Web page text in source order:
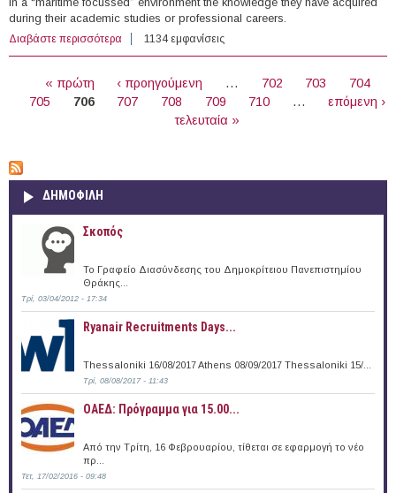
during their academic studies or professional careers.
Διαβάστε περισσότερα για European Maritime Safety Agency Τraineeships
1134 εμφανίσεις
« πρώτη ‹ προηγούμενη … 702 703
704
705
706 707 708 709 710 …
επόμενη ›
τελευταία »
ΔΗΜΟΦΙΛΗ
Σκοπός
Το Γραφείο Διασύνδεσης του Δημοκρίτειου Πανεπιστημίου
Θράκης...
Τρί, 03/04/2012 - 17:34
Ryanair Recruitments Days...
Thessaloniki 16/08/2017 Athens 08/09/2017 Thessaloniki 15/...
Τρί, 08/08/2017 - 11:43
ΟΑΕΔ: Πρόγραμμα για 15.00...
Από την Τρίτη, 16 Φεβρουαρίου, τίθεται σε εφαρμογή το νέο
πρ...
Τετ, 17/02/2016 - 09:48